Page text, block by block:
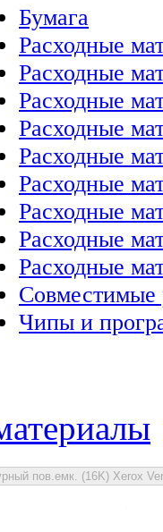
Бумага
Расходные
Расходные
Расходные
Расходные
Расходные
Расходные
Расходные
Расходные
Расходные
Совместимые
Чипы и
пов.емк. (16K) Xerox